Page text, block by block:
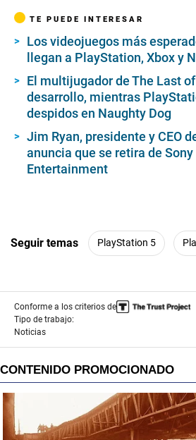
TE PUEDE INTERESAR
Los videojuegos más
llegan a PlayStation, Xbox y
El multijugador de The Last
desarrollo, mientras
despidos en Naughty Dog
Jim Ryan, presidente y CEO
anuncia que se retira de
Entertainment
Seguir temas PlayStation 5
Conforme a los criterios de
Tipo de trabajo:
Noticias